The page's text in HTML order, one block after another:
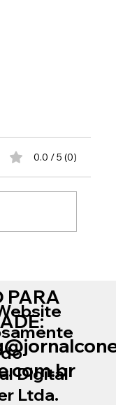
0.0 / 5 (0)
PARA
Digital
Ltda.